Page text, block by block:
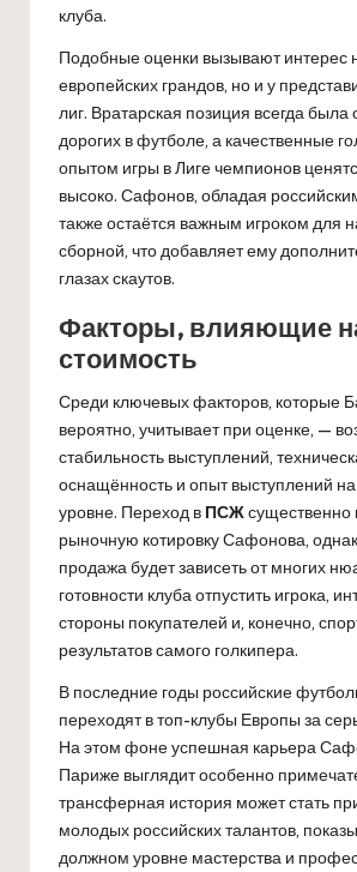
клуба.
Подобные оценки вызывают интерес
европейских грандов, но и у
лиг. Вратарская позиция всегда
дорогих в футболе, а качественные
опытом игры в Лиге чемпионов
высоко. Сафонов, обладая
также остаётся важным игроком для
сборной, что добавляет ему
глазах скаутов.
Факторы, влияющие
стоимость
Среди ключевых факторов, которые
вероятно, учитывает при оценке, —
стабильность выступлений,
оснащённость и опыт выступлений
уровне. Переход в ПСЖсущественно
рыночную котировку Сафонова,
продажа будет зависеть от многих
готовности клуба отпустить игрока,
стороны покупателей и, конечно,
результатов самого голкипера.
В последние годы российские
переходят в топ-клубы Европы за
На этом фоне успешная карьера
Париже выглядит особенно
трансферная история может стать
молодых российских талантов,
должном уровне мастерства и